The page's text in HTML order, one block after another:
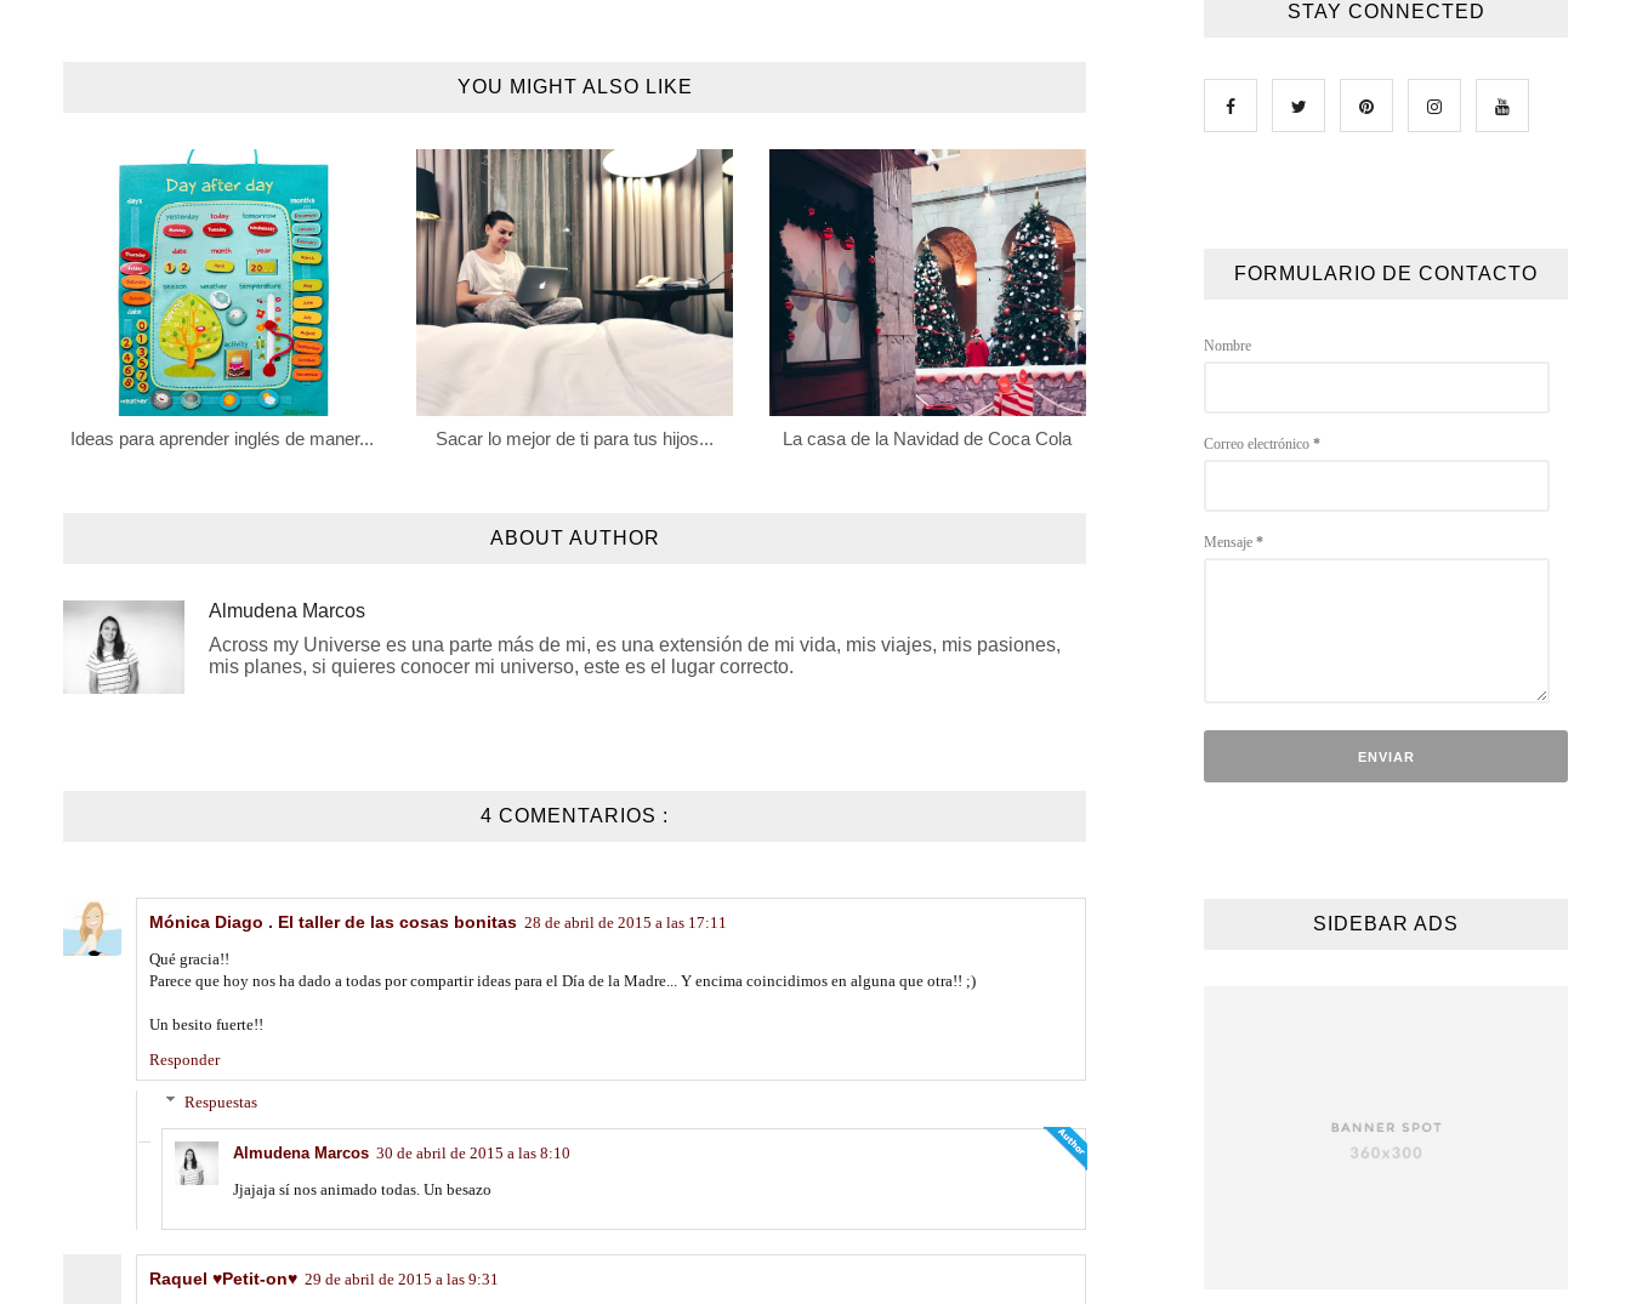
YOU MIGHT ALSO LIKE
Ideas para aprender inglés de maner... Sacar lo mejor de ti para tus hijos... La casa de la Navidad de Coca Cola
ABOUT AUTHOR
Almudena Marcos
Across my Universe es una parte más de mi, es una extensión de mi vida, mis viajes, mis pasiones,
mis planes, si quieres conocer mi universo, este es el lugar correcto.
4 COMENTARIOS :
Mónica Diago . El taller de las cosas bonitas 28 de abril de 2015 a las 17:11
Qué gracia!!
Parece que hoy nos ha dado a todas por compartir ideas para el Día de la Madre... Y encima coincidimos en alguna que otra!! ;)
Un besito fuerte!!
Responder
Respuestas
Almudena Marcos 30 de abril de 2015 a las 8:10
Jjajaja sí nos animado todas. Un besazo
Raquel ♥Petit-on♥ 29 de abril de 2015 a las 9:31
STAY CONNECTED
FORMULARIO DE CONTACTO
Nombre
Correo electrónico *
Mensaje *
SIDEBAR ADS